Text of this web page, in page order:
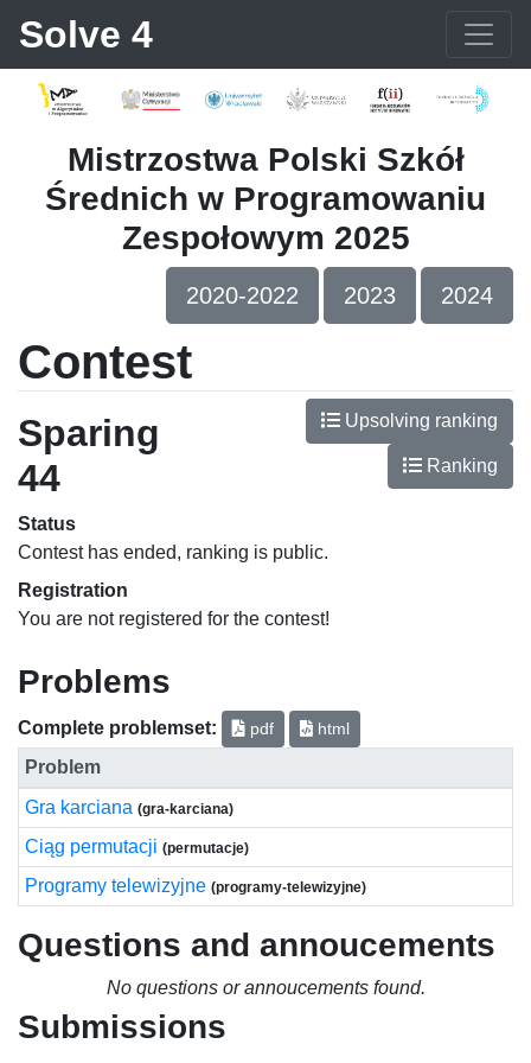
Solve 4
Mistrzostwa Polski Szkół
Średnich w Programowaniu
Zespołowym 2025
2020-2022 2023 2024
Contest
Sparing
44
Upsolving ranking
Ranking
Status
Contest has ended, ranking is public.
Registration
You are not registered for the contest!
Problems
Complete problemset: pdf html
Problem
Gra karciana (gra-karciana)
Ciąg permutacji (permutacje)
Programy telewizyjne (programy-telewizyjne)
Questions and annoucements
No questions or annoucements found.
Submissions